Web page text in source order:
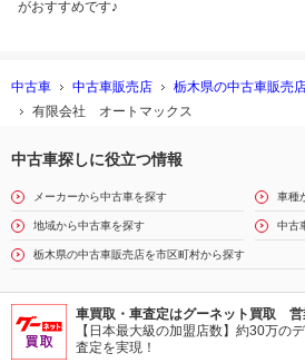
がおすすめです♪
中古車 中古車販売店 栃木県の中古車販売
有限会社 オートマックス
中古車探しに役立つ情報
メーカーから中古車を探す 車種
地域から中古車を探す 中古
栃木県の中古車販売店を市区町村から探す
車買取・車査定はグーネット買取 営
【日本最大級の加盟店数】約30万の
査定を実現！